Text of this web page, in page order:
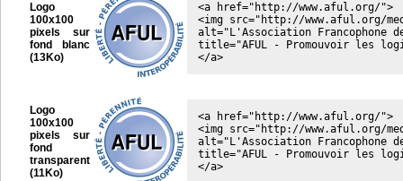
Logo
100x100
pixels sur
fond blanc
(13Ko)
<a href="http://www.aful.org/">
<img src="http://www.aful.org/
alt="L'Association
title="AFUL - Promouvoir les
</a>
Logo
100x100
pixels sur
fond
transparent
(11Ko)
<a href="http://www.aful.org/">
<img src="http://www.aful.org/
alt="L'Association
title="AFUL - Promouvoir les
</a>